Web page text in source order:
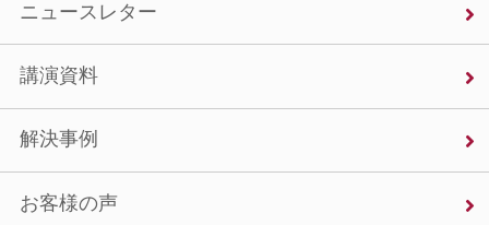
ニュースレター
講演資料
解決事例
お客様の声